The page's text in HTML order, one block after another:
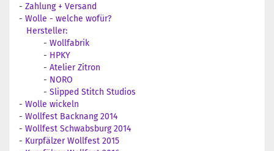
- Zahlung + Versand
- Wolle - welche wofür?
Hersteller:
- Wollfabrik
- HPKY
- Atelier Zitron
- NORO
- Slipped Stitch Studios
- Wolle wickeln
- Wollfest Backnang 2014
- Wollfest Schwabsburg 2014
- Kurpfälzer Wollfest 2015